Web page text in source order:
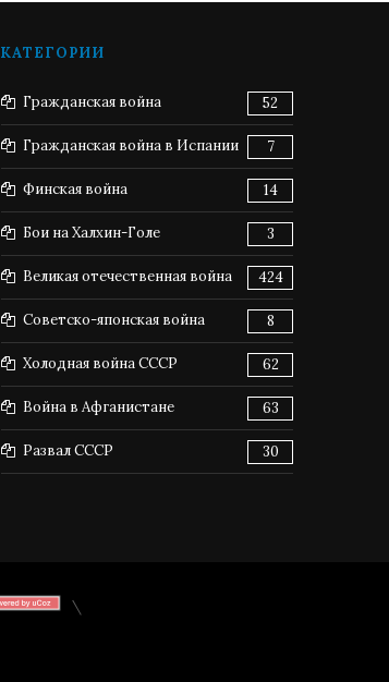
КАТЕГОРИИ
Гражданская война 52
Гражданская война в Испании 7
Финская война 14
Бои на Халхин-Голе 3
Великая отечественная война 424
Советско-японская война 8
Холодная война СССР 62
Война в Афганистане 63
Развал СССР 30